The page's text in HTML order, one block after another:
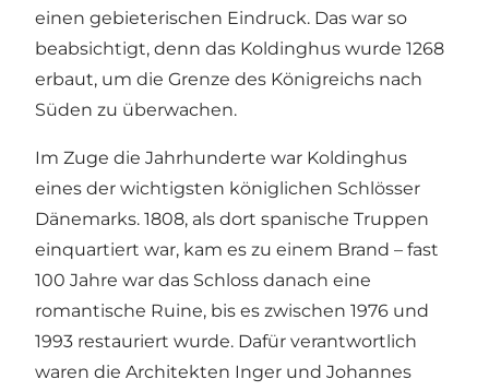
einen gebieterischen Eindruck. Das war so
beabsichtigt, denn das Koldinghus wurde 1268
erbaut, um die Grenze des Königreichs nach
Süden zu überwachen.
Im Zuge die Jahrhunderte war Koldinghus
eines der wichtigsten königlichen Schlösser
Dänemarks. 1808, als dort spanische Truppen
einquartiert war, kam es zu einem Brand – fast
100 Jahre war das Schloss danach eine
romantische Ruine, bis es zwischen 1976 und
1993 restauriert wurde. Dafür verantwortlich
waren die Architekten Inger und Johannes